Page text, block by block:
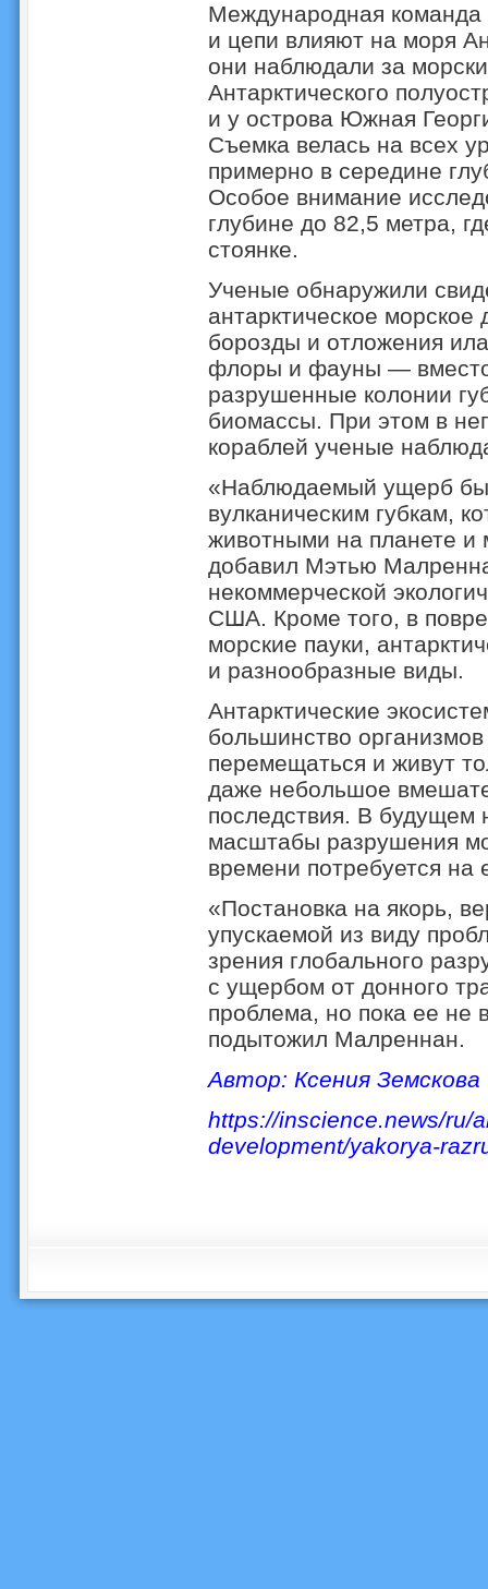
Международная команда
и цепи влияют на моря
они наблюдали за
Антарктического
и у острова Южная
Съемка велась на всех
примерно в середине
Особое внимание
глубине до 82,5 метра,
стоянке.
Ученые обнаружили
антарктическое морское
борозды и отложения
флоры и фауны — вместо
разрушенные колонии
биомассы. При этом в
кораблей ученые
«Наблюдаемый ущерб
вулканическим губкам,
животными на планете и
добавил Мэтью
некоммерческой
США. Кроме того, в
морские пауки,
и разнообразные виды.
Антарктические
большинство
перемещаться и живут
даже небольшое
последствия. В будущем
масштабы разрушения
времени потребуется на
«Постановка на якорь,
упускаемой из виду
зрения глобального
с ущербом от донного
проблема, но пока ее не
подытожил Малреннан.
Автор: Ксения Земскова
https://inscience.news/ru/
development/yakorya-